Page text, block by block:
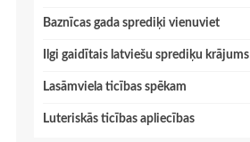
Baznīcas gada sprediķi vienuviet
Ilgi gaidītais latviešu sprediķu krājums
Lasāmviela ticības spēkam
Luteriskās ticības apliecības